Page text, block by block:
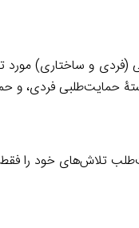
(فردی و ساختاری)
حمایت‌طلبی فردی، و
تلاش‌های خود را